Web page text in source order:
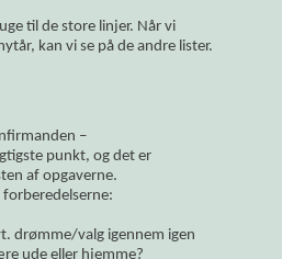
til de store linjer. Når vi
kan vi se på de andre lister.
–
punkt, og det er
af opgaverne.
drømme/valg igennem igen
ude eller hjemme?